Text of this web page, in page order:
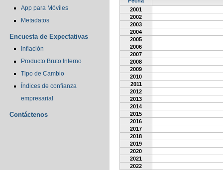
App para Móviles
Metadatos
Encuesta de Expectativas
Inflación
Producto Bruto Interno
Tipo de Cambio
Índices de confianza
empresarial
Contáctenos
2001
2002
2003
2004
2005
2006
2007
2008
2009
2010
2011
2012
2013
2014
2015
2016
2017
2018
2019
2020
2021
2022